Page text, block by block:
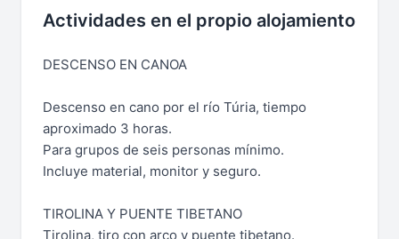
Actividades en el propio alojamiento
DESCENSO EN CANOA
Descenso en cano por el río Túria, tiempo
aproximado 3 horas.
Para grupos de seis personas mínimo.
Incluye material, monitor y seguro.
TIROLINA Y PUENTE TIBETANO
Tirolina, tiro con arco y puente tibetano.